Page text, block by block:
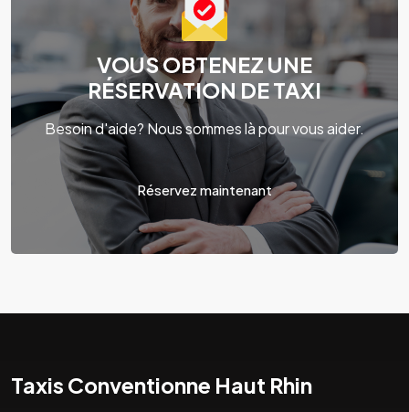
VOUS OBTENEZ UNE
RÉSERVATION DE TAXI
Besoin d'aide? Nous sommes là pour vous aider.
Réservez maintenant
Taxis Conventionne Haut Rhin